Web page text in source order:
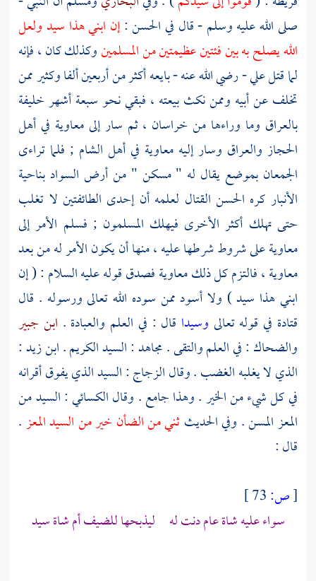
صلى الله عليه وسلم - قال فيالحسن:إن ابني هذا سيد ولعل
الله يصلح به بين فئتين عظيمتين من المسلمينوكذلك كان ، فإنه
لما قتلعلي- رضي الله عنه - بايعه أكثر من أربعين ألفا وكثير ممن
تخلف عن أبيه وممن نكث بيعته ، فبقي نحو سبعة أشهر خليفة
بالعراق وما وراءها من خراسان ، ثم سار إلىمعاوية في أهل
الحجاز والعراق وسار إليهمعاوية في أهل الشام ; فلما تراءى
الجمعان بموضع يقال له " مسكن " من أرض السواد بناحية
الأنبار كره الحسن القتال لعلمه أن إحدى الطائفتين لا تغلب
حتى تهلك أكثر الأخرى فيهلك المسلمون ; فسلم الأمر إلى
معاويةعلى شروط شرطها عليه ، منها أن يكون الأمر له من بعد
معاوية، فالتزم كل ذلكمعاويةفصدق قوله عليه السلام : ( إن
ابني هذا سيد ) ولا أسود ممن سوده الله تعالى ورسوله . قال
قتادة في قوله تعالى وسيدا قال : في العلم والعبادة . ابن جبير
والضحاك : في العلم والتقى .مجاهد: السيد الكريم .ابن زيد:
الذي لا يغلبه الغضب . وقالالزجاج: السيد الذي يفوق أقرانه
في كل شيء من الخير . وهذا جامع . وقالالكسائي: السيد من
المعز المسن . وفي الحديثثني من الضأن خير من السيد المعز.
قال :
[ص:
سواء عليه شاة عام دنت له ليذبحها للضيف أم شاة سيد